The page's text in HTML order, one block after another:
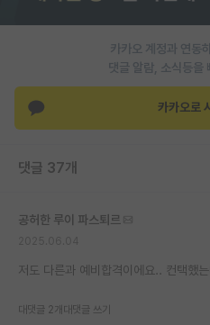
특수/전문대학원 게시판
반도체/AI 게시판
장학금/장학생 게시판
학술 정보 게시판
홍보 게시판
이벤트
반도체 아카데미
카카오 계정과 연동
댓글 알람, 소식등을
카카오로
댓글 37개
공허한 루이 파스퇴르
저도 다른과 예비합격이에요.. 컨택했
대댓글 2개 대댓글 쓰기